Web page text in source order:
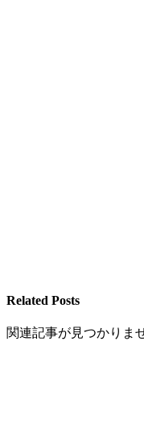
Related Posts
関連記事が見つかりま